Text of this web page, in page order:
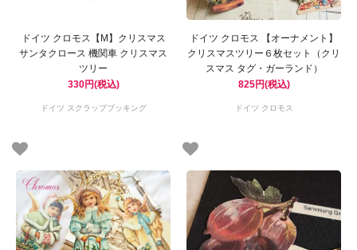
ドイツ クロモス【M】クリスマス
サンタクロース 機関車 クリスマス
ツリー
330円(税込)
ドイツ スクラップブッキング
ドイツ クロモス 【オーナメント】
クリスマスツリー６枚セット（クリ
スマス タグ・ガーランド）
825円(税込)
ドイツ クロモス